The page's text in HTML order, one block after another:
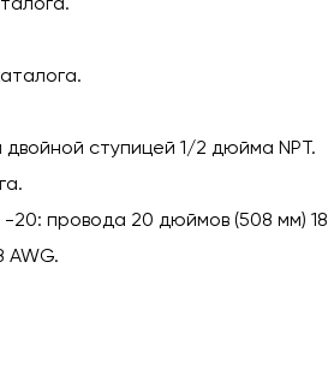
ступицей 1/2 дюйма NPT.
провода 20 дюймов (508 мм) 18
AWG.